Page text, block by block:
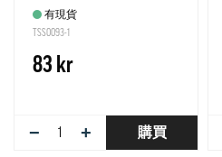
有現貨
TSS0093-1
83 kr
− + 購買